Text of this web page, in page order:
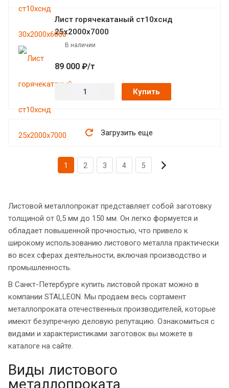
Лист горячекатаный ст10хснд
25х2000х7000
В наличии
89 000 ₽/т
Купить
Загрузить еще
1 2 3 4 5
Листовой металлопрокат представляет собой заготовку
толщиной от 0,5 мм до 150 мм. Он легко формуется и
обладает повышенной прочностью, что привело к
широкому использованию листового металла практически
во всех сферах деятельности, включая производство и
промышленность.
В Санкт-Петербурге купить листовой прокат можно в
компании STALLEON. Мы продаем весь сортамент
металлопроката отечественных производителей, которые
имеют безупречную деловую репутацию. Ознакомиться с
видами и характеристиками заготовок вы можете в
каталоге на сайте.
Виды листового
металлопроката